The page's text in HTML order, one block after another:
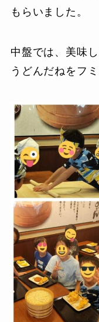
もらいました。
中盤では、美味
うどんだねをフミ